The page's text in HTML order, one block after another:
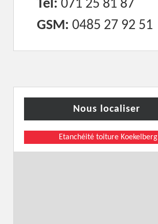
Tél: 071 25 81 87
GSM: 0485 27 92 51
Nous localiser
Etanchéité toiture Koekelberg